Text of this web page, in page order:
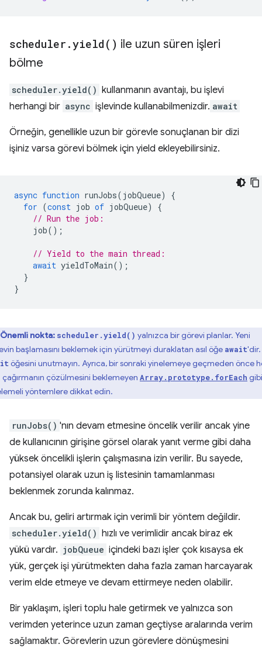
scheduler .yield( ) ile uzun süren işleri
bölme
scheduler.yield() kullanmanın avantajı, bu işlevi
herhangi bir async işlevinde kullanabilmenizdir. await
Örneğin, genellikle uzun bir görevle sonuçlanan bir dizi
işiniz varsa görevi bölmek için yield ekleyebilirsiniz.
async function runJobs( jobQueue)
{
for (const job of jobQueue)
{
// Run the job:
job();
// Yield to the main thread:
await yieldToMain();
}
}
Önemli nokta: scheduler.yield() yalnızca bir görevi planlar. Yeni
başlamasını beklemek için yürütmeyi duraklatan asıl öğe await'dir.
öğesini unutmayın. Ayrıca, bir sonraki yinelemeye geçmeden önce
çözülmesini beklemeyen Array.prototype.forEach gibi
yöntemlere dikkat edin.
runJobs() 'nın devam etmesine öncelik verilir ancak yine
de kullanıcının girişine görsel olarak yanıt verme gibi daha
yüksek öncelikli işlerin çalışmasına izin verilir. Bu sayede,
potansiyel olarak uzun iş listesinin tamamlanması
beklenmek zorunda kalınmaz.
Ancak bu, geliri artırmak için verimli bir yöntem değildir.
scheduler.yield() hızlı ve verimlidir ancak biraz ek
yükü vardır. jobQueue içindeki bazı işler çok kısaysa ek
yük, gerçek işi yürütmekten daha fazla zaman harcayarak
verim elde etmeye ve devam ettirmeye neden olabilir.
Bir yaklaşım, işleri toplu hale getirmek ve yalnızca son
verimden yeterince uzun zaman geçtiyse aralarında verim
sağlamaktır. Görevlerin uzun görevlere dönüşmesini